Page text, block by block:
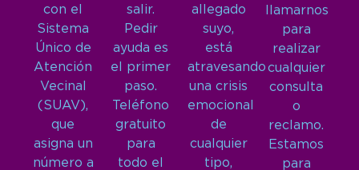
con el
Sistema
Único de
Atención
Vecinal
(SUAV),
que
asigna un
número a
salir.
Pedir
ayuda es
el primer
paso.
Teléfono
gratuito
para
todo el
allegado
suyo,
está
atravesando
una crisis
emocional
de
cualquier
tipo,
llamarnos
para
realizar
cualquier
consulta
o
reclamo.
Estamos
para